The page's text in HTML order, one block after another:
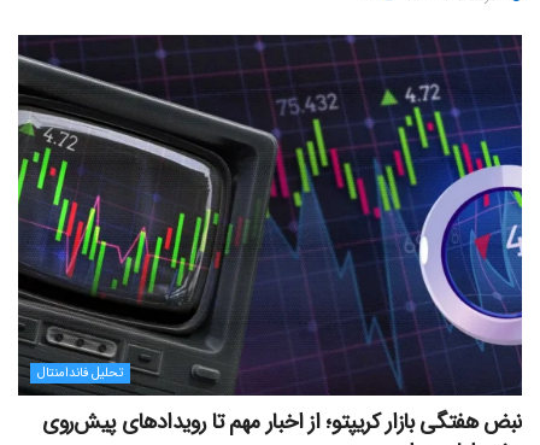
تحلیل فاندامنتال
نبض هفتگی بازار کریپتو؛ از اخبار مهم تا رویدادهای پیش‌روی